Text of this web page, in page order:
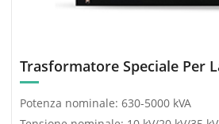
Potenza nominale: 630-5000 kVA